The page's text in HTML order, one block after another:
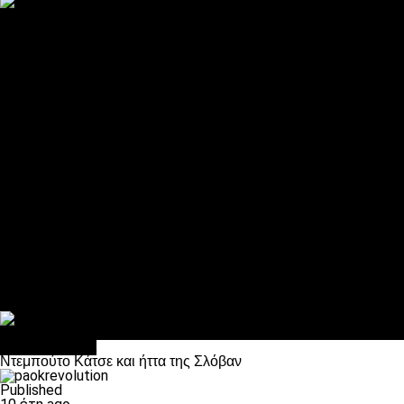
Ντεμπούτο Κάτσε και ήττα της Σλόβαν
Published